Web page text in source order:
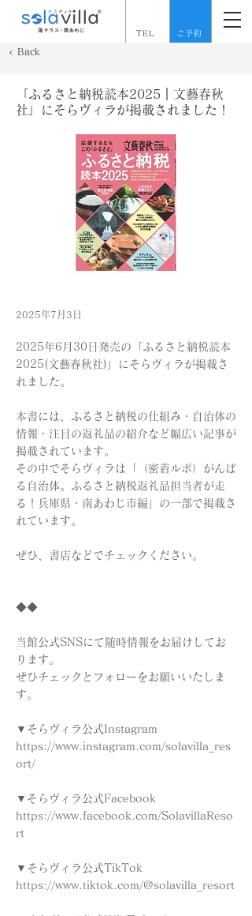
ご予約
TEL
< Back
「ふるさと納税読本2025｜文藝春秋
社」にそらヴィラが掲載されました！
2025年7月3日
2025年6月30日発売の「ふるさと納税読本
2025(文藝春秋社)」にそらヴィラが掲載さ
れました。
本書には、ふるさと納税の仕組み・自治体の
情報・注目の返礼品の紹介など幅広い記事が
掲載されています。
その中でそらヴィラは「（密着ルポ）がんば
る自治体。ふるさと納税返礼品担当者が走
る！兵庫県・南あわじ市編」の一部で掲載さ
れています。
ぜひ、書店などでチェックください。
◆◆
当館公式SNSにて随時情報をお届けしてお
ります。
ぜひチェックとフォローをお願いいたしま
す。
▼そらヴィラ公式Instagram
https://www.instagram.com/solavilla_res
ort/
▼そらヴィラ公式Facebook
https://www.facebook.com/SolavillaReso
rt
▼そらヴィラ公式TikTok
https://www.tiktok.com/@solavilla_resort